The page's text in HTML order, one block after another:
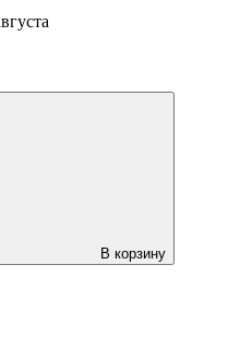
В корзину